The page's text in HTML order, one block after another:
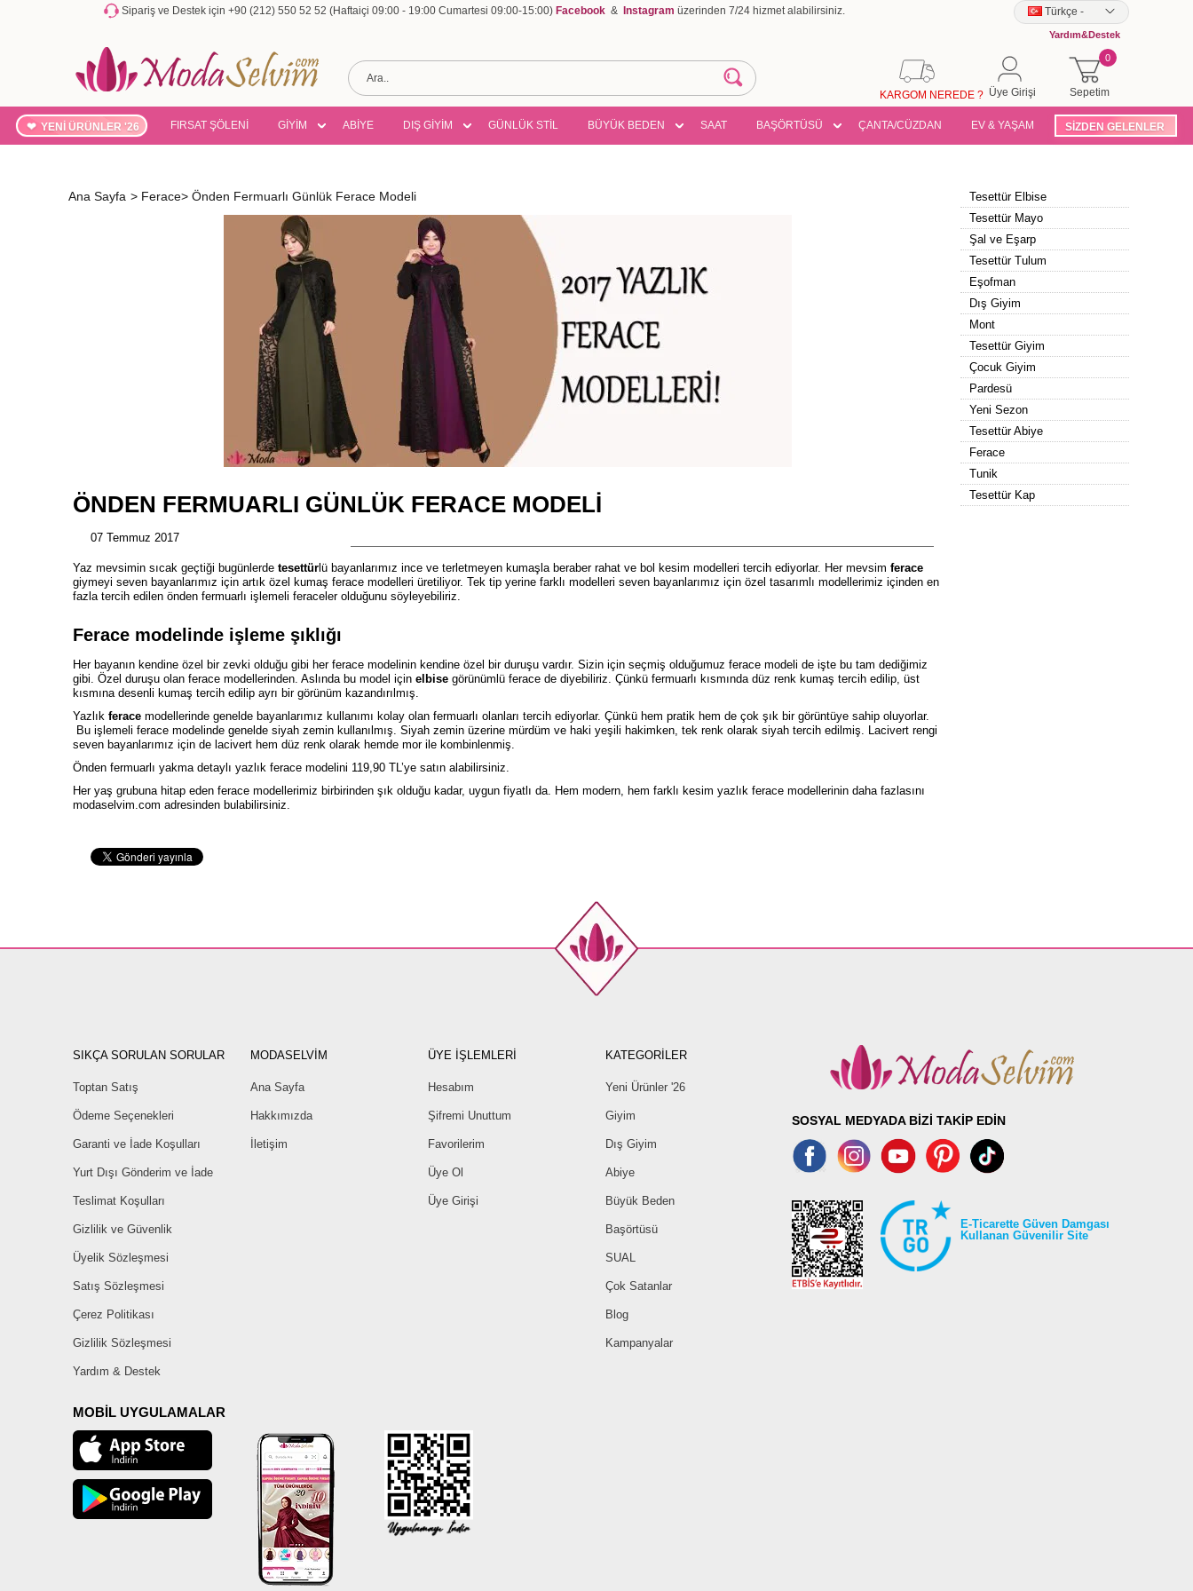
Sipariş ve Destek için +90 (212) 550 52 52 (Haftaiçi 09:00 - 19:00 Cumartesi 09:00-15:00) Facebook & Instagram üzerinden 7/24 hizmet alabilirsiniz. Türkçe -
Yardım&Destek
Sepetim
0
Üye Girişi
KARGOM NEREDE ?
YENİ ÜRÜNLER '26 FIRSAT ŞÖLENİ GİYİM ABİYE DIŞ GİYİM GÜNLÜK STİL BÜYÜK BEDEN SAAT BAŞÖRTÜSÜ ÇANTA/CÜZDAN EV & YAŞAM SİZDEN GELENLER
Ana Sayfa > Ferace> Önden Fermuarlı Günlük Ferace Modeli
ÖNDEN FERMUARLI GÜNLÜK FERACE MODELI
07 Temmuz 2017
Yaz mevsimin sıcak geçtiği bugünlerde tesettür lü bayanlarımız ince ve terletmeyen kumaşla beraber rahat ve bol kesim modelleri tercih ediyorlar. Her mevsim ferace
giymeyi seven bayanlarımız için artık özel kumaş ferace modelleri üretiliyor. Tek tip yerine farklı modelleri seven bayanlarımız için özel tasarımlı modellerimiz içinden en
fazla tercih edilen önden fermuarlı işlemeli feraceler olduğunu söyleyebiliriz.
Ferace modelinde işleme şıklığı
Her bayanın kendine özel bir zevki olduğu gibi her ferace modelinin kendine özel bir duruşu vardır. Sizin için seçmiş olduğumuz ferace modeli de işte bu tam dediğimiz
gibi. Özel duruşu olan ferace modellerinden. Aslında bu model için elbise görünümlü ferace de diyebiliriz. Çünkü fermuarlı kısmında düz renk kumaş tercih edilip, üst
kısmına desenli kumaş tercih edilip ayrı bir görünüm kazandırılmış.
Yazlık ferace modellerinde genelde bayanlarımız kullanımı kolay olan fermuarlı olanları tercih ediyorlar. Çünkü hem pratik hem de çok şık bir görüntüye sahip oluyorlar.
Bu işlemeli ferace modelinde genelde siyah zemin kullanılmış. Siyah zemin üzerine mürdüm ve haki yeşili hakimken, tek renk olarak siyah tercih edilmiş. Lacivert rengi
seven bayanlarımız için de lacivert hem düz renk olarak hemde mor ile kombinlenmiş.
Önden fermuarlı yakma detaylı yazlık ferace modelini 119,90 TL’ye satın alabilirsiniz.
Her yaş grubuna hitap eden ferace modellerimiz birbirinden şık olduğu kadar, uygun fiyatlı da. Hem modern, hem farklı kesim yazlık ferace modellerinin daha fazlasını
modaselvim.com adresinden bulabilirsiniz.
Tesettür Elbise
Tesettür Mayo
Şal ve Eşarp
Tesettür Tulum
Eşofman
Dış Giyim
Mont
Tesettür Giyim
Çocuk Giyim
Pardesü
Yeni Sezon
Tesettür Abiye
Ferace
Tunik
Tesettür Kap
SIKÇA SORULAN SORULAR
Toptan Satış
Ödeme Seçenekleri
Garanti ve İade Koşulları
Yurt Dışı Gönderim ve İade
Teslimat Koşulları
Gizlilik ve Güvenlik
Üyelik Sözleşmesi
Satış Sözleşmesi
Çerez Politikası
Gizlilik Sözleşmesi
Yardım & Destek
MODASELVİM
Ana Sayfa
Hakkımızda
İletişim
ÜYE İŞLEMLERİ
Hesabım
Şifremi Unuttum
Favorilerim
Üye Ol
Üye Girişi
KATEGORİLER
Yeni Ürünler '26
Giyim
Dış Giyim
Abiye
Büyük Beden
Başörtüsü
SUAL
Çok Satanlar
Blog
Kampanyalar
MOBİL UYGULAMALAR
SOSYAL MEDYADA BİZİ TAKİP EDİN
E-Ticarette Güven Damgası
Kullanan Güvenilir Site